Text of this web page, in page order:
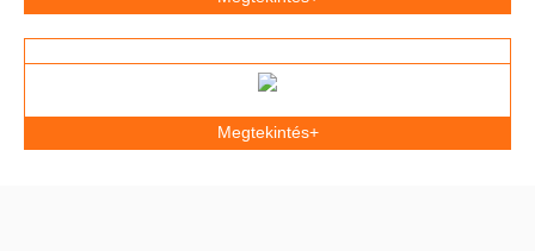
Megtekintés+